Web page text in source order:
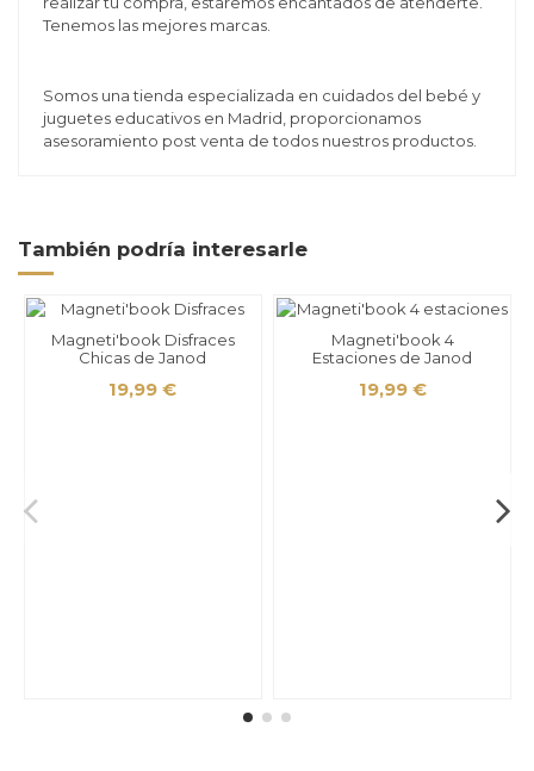
Tenemos las mejores marcas.
Somos una tienda especializada en cuidados del bebé y
juguetes educativos en Madrid, proporcionamos
asesoramiento post venta de todos nuestros productos.
También podría interesarle
Magneti'book Disfraces
Chicas de Janod
19,99 €
Magneti'book 4
Estaciones de Janod
19,99 €